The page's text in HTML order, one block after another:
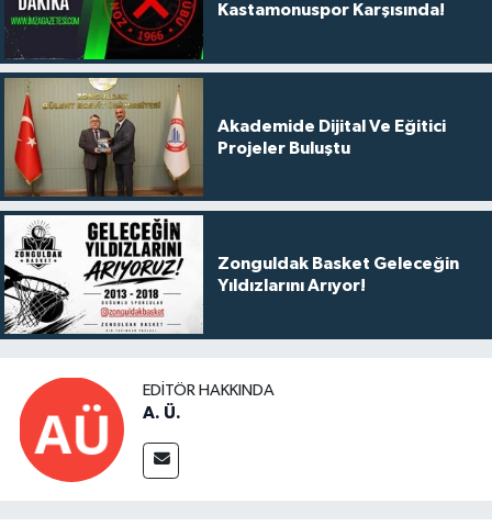
Kastamonuspor Karşısında!
Akademide Dijital Ve Eğitici
Projeler Buluştu
Zonguldak Basket Geleceğin
Yıldızlarını Arıyor!
EDITÖR HAKKINDA
A. Ü.